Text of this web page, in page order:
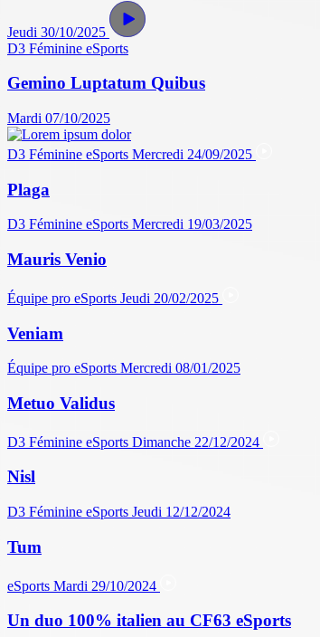
Jeudi 30/10/2025
D3 Féminine eSports
Gemino Luptatum Quibus
Mardi 07/10/2025
D3 Féminine eSports Mercredi 24/09/2025
Plaga
D3 Féminine eSports Mercredi 19/03/2025
Mauris Venio
Équipe pro eSports Jeudi 20/02/2025
Veniam
Équipe pro eSports Mercredi 08/01/2025
Metuo Validus
D3 Féminine eSports Dimanche 22/12/2024
Nisl
D3 Féminine eSports Jeudi 12/12/2024
Tum
eSports Mardi 29/10/2024
Un duo 100% italien au CF63 eSports